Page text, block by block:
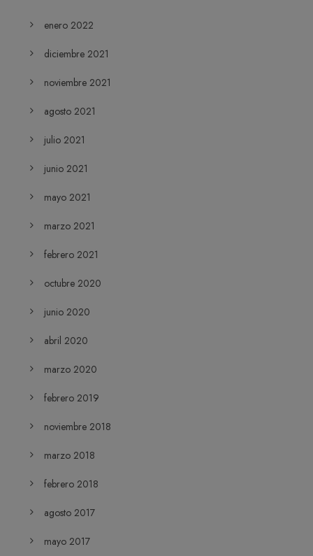
enero 2022
diciembre 2021
noviembre 2021
agosto 2021
julio 2021
junio 2021
mayo 2021
marzo 2021
febrero 2021
octubre 2020
junio 2020
abril 2020
marzo 2020
febrero 2019
noviembre 2018
marzo 2018
febrero 2018
agosto 2017
mayo 2017